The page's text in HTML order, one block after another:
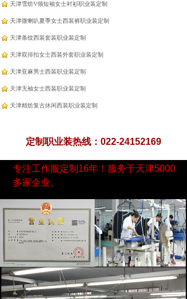
天津雪纺V领短袖女士衬衫职业装定制
天津微喇叭夏季女士西装裤职业装定制
天津条纹西装套装职业装定制
天津双排扣女士西装外套职业装定制
天津亚麻男士西装职业装定制
天津无袖女士西装职业装定制
天津精纺复古休闲西装职业装定制
定制职业装热线：022-24152169
专注工作服定制16年！服务于天津5000
多家企业。